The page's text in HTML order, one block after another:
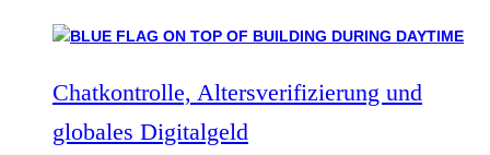
Chatkontrolle, Altersverifizierung und
globales Digitalgeld